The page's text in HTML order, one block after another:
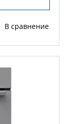
В сравнение